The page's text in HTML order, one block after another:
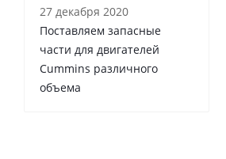
27 декабря 2020
Поставляем запасные
части для двигателей
Cummins различного
объема